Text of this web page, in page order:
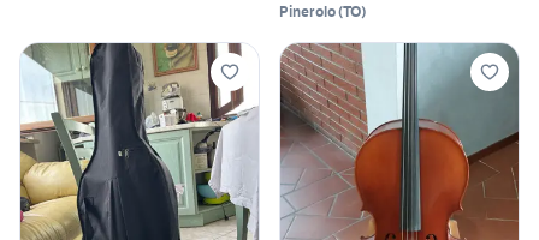
Pinerolo(TO)